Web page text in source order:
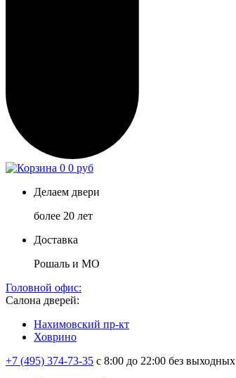
0 0 руб
Делаем двери
более 20 лет
Доставка
Рошаль и МО
Головной офис:
Салона дверей:
Нахимовский пр-кт
Ховрино
+7 (495) 374-73-35 с 8:00 до 22:00 без выходных